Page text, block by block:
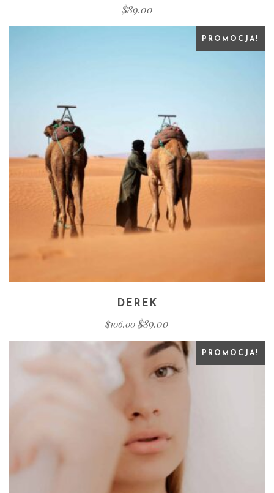
$89.00
PROMOCJA!
DEREK
$106.00 $89.00
PROMOCJA!